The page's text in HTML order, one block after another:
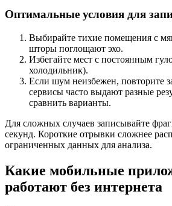
Оптимальные условия для
Выбирайте тихие помещения с
шторы поглощают эхо.
Избегайте мест с постоянным
холодильник).
Если шум неизбежен, повторите
сервисы часто выдают разные
сравнить варианты.
Для сложных случаев записывайте
секунд. Короткие отрывки сложнее
ограниченных данных для анализа.
Какие мобильные
работают без интернета